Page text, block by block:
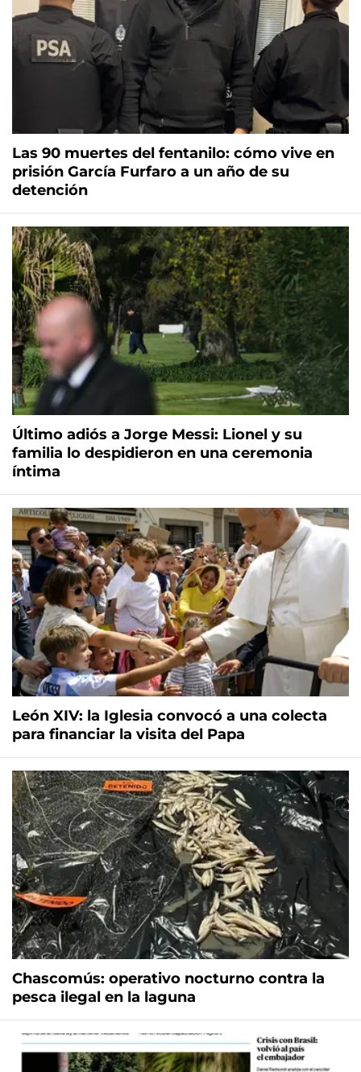
Las 90 muertes del fentanilo: cómo vive en
prisión García Furfaro a un año de su
detención
Último adiós a Jorge Messi: Lionel y su
familia lo despidieron en una ceremonia
íntima
León XIV: la Iglesia convocó a una colecta
para financiar la visita del Papa
Chascomús: operativo nocturno contra la
pesca ilegal en la laguna